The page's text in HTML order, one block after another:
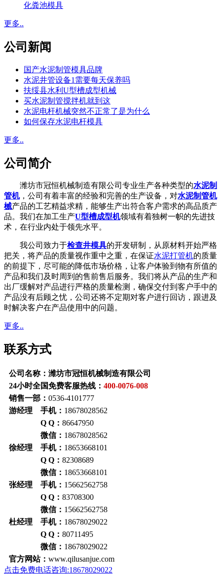
化粪池模具
更多..
公司新闻
国产水泥制管模具品牌
水泥井管设备1需要每天保养吗
扶绥县水利U型槽成型机械
买水泥制管搅拌机就到这
水泥电杆机械突然不正常了是为什么
如何保存水泥电杆模具
更多..
公司简介
潍坊市冠恒机械制造有限公司专业生产各种类型的水泥制
管机，公司有着丰富的经验和完善的生产设备，对水泥制管机
械产品的工艺精益求精，能够生产出符合客户需求的高品质产
品。我们在加工生产U型槽成型机领域有着独树一帜的先进技
术，在行业内处于领先水平。
我公司致力于检查井模具的开发研制，从原材料开始严格
把关，将产品的质量视作重中之重，在保证水泥打管机的质量
的前提下，尽可能的降低市场价格，让客户体验到物有所值的
产品和我们及时周到的售前售后服务。我们将从产品的生产和
出厂缓解对产品进行严格的质量检测，确保交付到客户手中的
产品没有后顾之忧，公司还将不定期对客户进行回访，跟进及
时解决客户在产品使用中的问题。
更多..
联系方式
公司名称：潍坊市冠恒机械制造有限公司
24小时全国免费客服热线： 400-0076-008
销售一部： 0536-4101777
游经理 手机： 18678028562
Q Q： 86647950
微信： 18678028562
徐经理 手机： 18653668101
Q Q： 82308689
微信： 18653668101
张经理 手机： 15662562758
Q Q： 83708300
微信： 15662562758
杜经理 手机： 18678029022
Q Q： 80711495
微信： 18678029022
官方网站： www.qilusanjue.com
点击免费电话咨询:18678029022